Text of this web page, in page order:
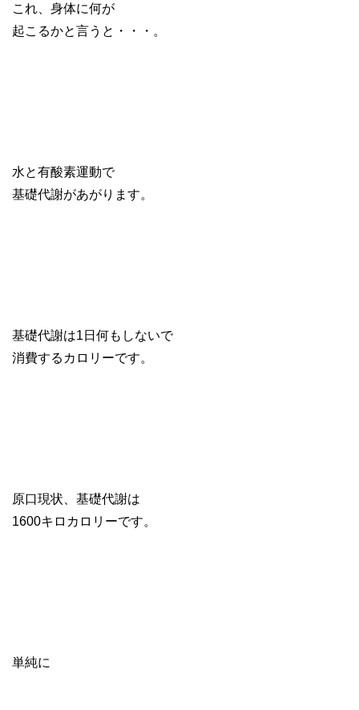
これ、身体に何が
起こるかと言うと・・・。
水と有酸素運動で
基礎代謝があがります。
基礎代謝は1日何もしないで
消費するカロリーです。
原口現状、基礎代謝は
1600キロカロリーです。
単純に